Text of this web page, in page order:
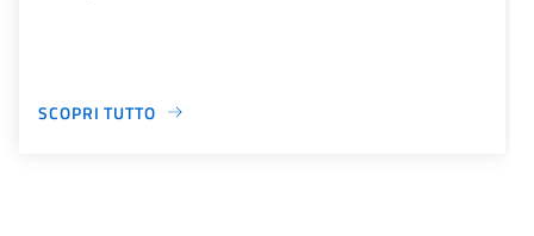
SCOPRI TUTTO